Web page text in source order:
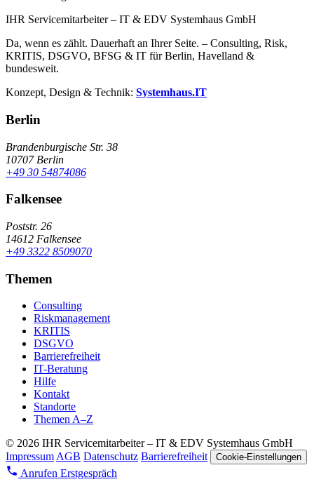
IHR Servicemitarbeiter – IT & EDV Systemhaus GmbH
Da, wenn es zählt. Dauerhaft an Ihrer Seite. – Consulting, Risk,
KRITIS, DSGVO, BFSG & IT für Berlin, Havelland &
bundesweit.
Konzept, Design & Technik: Systemhaus.IT
Berlin
Brandenburgische Str. 38
10707 Berlin
+49 30 54874086
Falkensee
Poststr. 26
14612 Falkensee
+49 3322 8509070
Themen
Consulting
Riskmanagement
KRITIS
DSGVO
Barrierefreiheit
IT-Beratung
Hilfe
Kontakt
Standorte
Themen A–Z
© 2026 IHR Servicemitarbeiter – IT & EDV Systemhaus GmbH
ImpressumAGB Datenschutz Barrierefreiheit Cookie-Einstellungen
Anrufen Erstgespräch